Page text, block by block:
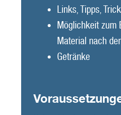
Links, Tipps,
Möglichkeit zum
Material nach
Getränke